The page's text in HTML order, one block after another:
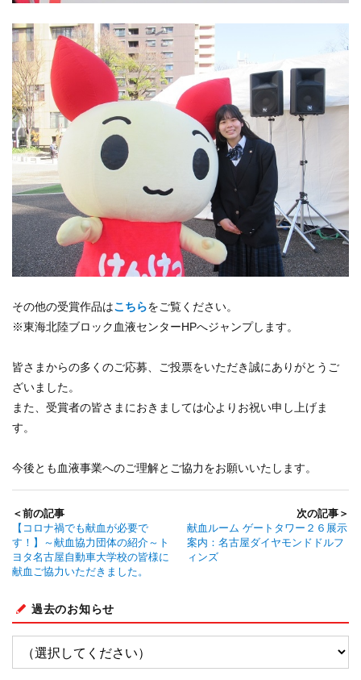
その他の受賞作品はこちらをご覧ください。
※東海北陸ブロック血液センターHPへジャンプします。
皆さまからの多くのご応募、ご投票をいただき誠にありがとうご
ざいました。
また、受賞者の皆さまにおきましては心よりお祝い申し上げま
す。
今後とも血液事業へのご理解とご協力をお願いいたします。
＜前の記事
【コロナ禍でも献血が必要で
す！】～献血協力団体の紹介～ト
ヨタ名古屋自動車大学校の皆様に
献血ご協力いただきました。
次の記事＞
献血ルーム ゲートタワー２６展示
案内：名古屋ダイヤモンドドルフ
ィンズ
過去のお知らせ